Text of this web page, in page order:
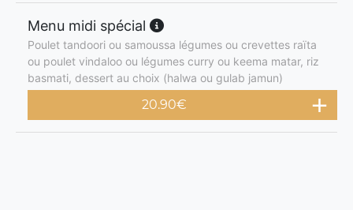
Menu midi spécial
Poulet tandoori ou samoussa légumes ou crevettes raïta
ou poulet vindaloo ou légumes curry ou keema matar, riz
basmati, dessert au choix (halwa ou gulab jamun)
20.90€